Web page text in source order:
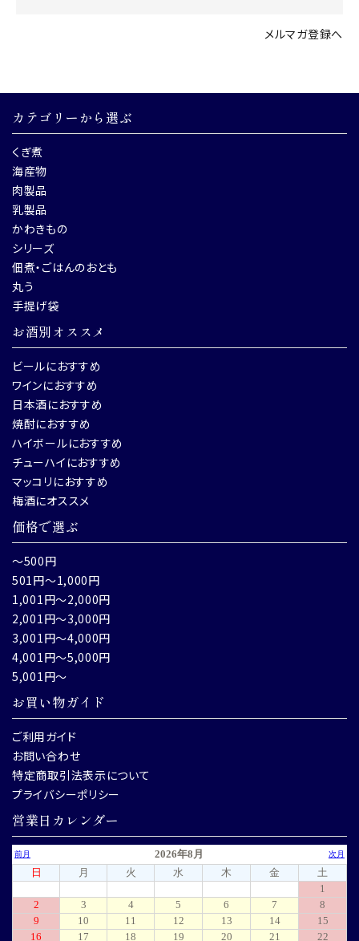
メルマガ登録へ
カテゴリーから選ぶ
くぎ煮
海産物
肉製品
乳製品
かわきもの
シリーズ
佃煮・ごはんのおとも
丸う
手提げ袋
お酒別オススメ
ビールにおすすめ
ワインにおすすめ
日本酒におすすめ
焼酎におすすめ
ハイボールにおすすめ
チューハイにおすすめ
マッコリにおすすめ
梅酒にオススメ
価格で選ぶ
～500円
501円～1,000円
1,001円～2,000円
2,001円～3,000円
3,001円～4,000円
4,001円～5,000円
5,001円～
お買い物ガイド
ご利用ガイド
お問い合わせ
特定商取引法表示について
プライバシーポリシー
営業日カレンダー